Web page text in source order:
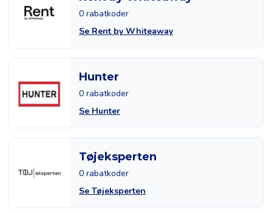
0 rabatkoder
Se Rent by Whiteaway
Hunter
0 rabatkoder
Se Hunter
Tøjeksperten
0 rabatkoder
Se Tøjeksperten